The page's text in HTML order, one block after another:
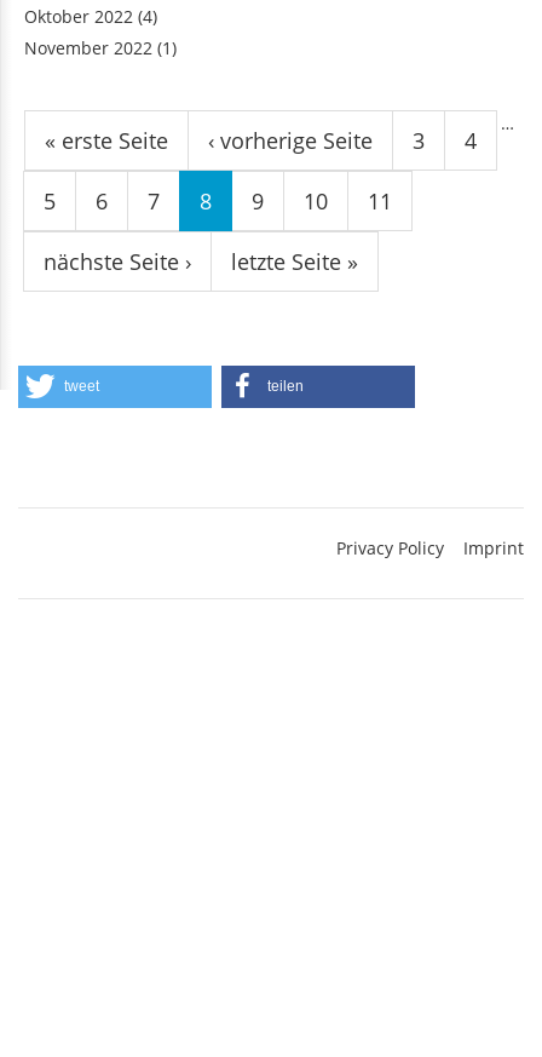
Oktober 2022 (4)
November 2022 (1)
Seiten
« erste Seite ‹ vorherige Seite
…
3 4
5 6 7 8 9 10 11
nächste Seite › letzte Seite »
tweet teilen
Privacy Policy Imprint